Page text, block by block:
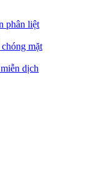
phân liệt
mặt
dịch